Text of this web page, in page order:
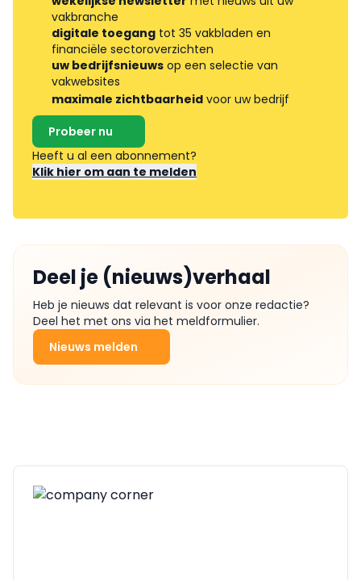
vakbranche
digitale toegang tot 35 vakbladen en
financiële sectoroverzichten
uw bedrijfsnieuws op een selectie van
vakwebsites
maximale zichtbaarheid voor uw bedrijf
Probeer nu
Heeft u al een abonnement?
Klik hier om aan te melden
Deel je (nieuws)verhaal
Heb je nieuws dat relevant is voor onze redactie?
Deel het met ons via het meldformulier.
Nieuws melden